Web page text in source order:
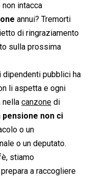
intacca
annui? Tremorti
di ringraziamento
sulla prossima
dipendenti pubblici ha
li aspetta e ogni
nella canzone di
pensione non ci
o un
o un deputato.
stiamo
a raccogliere